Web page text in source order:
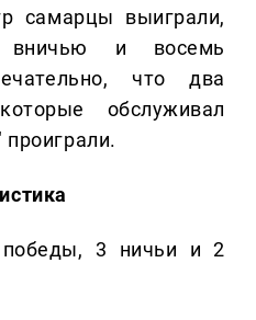
самарцы выиграли,
вничью и восемь
что два
обслуживал
3 ничьи и 2